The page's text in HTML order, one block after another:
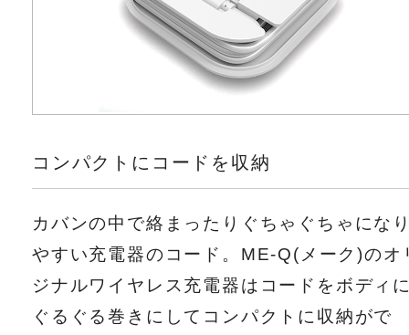
コンパクトにコードを収納
カバンの中で絡まったりぐちゃぐちゃにな
やすい充電器のコード。ME-Q(メーク)のオ
ジナルワイヤレス充電器はコードをボディ
ぐるぐる巻きにしてコンパクトに収納がで